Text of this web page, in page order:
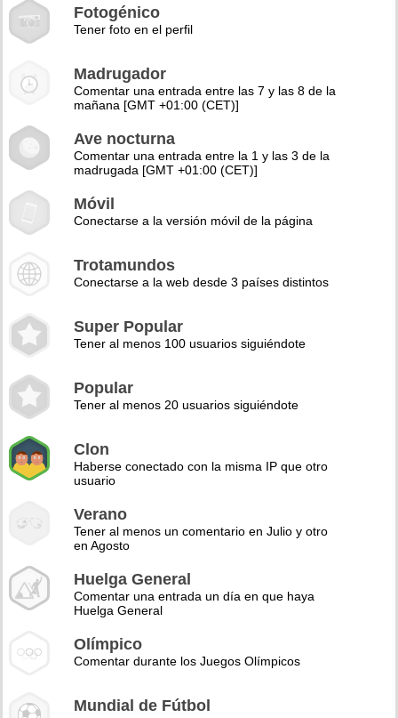
Fotogénico
Tener foto en el perfil
Madrugador
Comentar una entrada entre las 7 y las 8 de la
mañana [GMT +01:00 (CET)]
Ave nocturna
Comentar una entrada entre la 1 y las 3 de la
madrugada [GMT +01:00 (CET)]
Móvil
Conectarse a la versión móvil de la página
Trotamundos
Conectarse a la web desde 3 países distintos
Super Popular
Tener al menos 100 usuarios siguiéndote
Popular
Tener al menos 20 usuarios siguiéndote
Clon
Haberse conectado con la misma IP que otro
usuario
Verano
Tener al menos un comentario en Julio y otro
en Agosto
Huelga General
Comentar una entrada un día en que haya
Huelga General
Olímpico
Comentar durante los Juegos Olímpicos
Mundial de Fútbol